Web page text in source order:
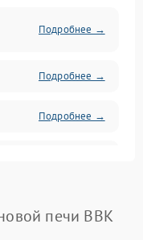
Подробнее →
Подробнее →
Подробнее →
Подробнее →
печи BBK